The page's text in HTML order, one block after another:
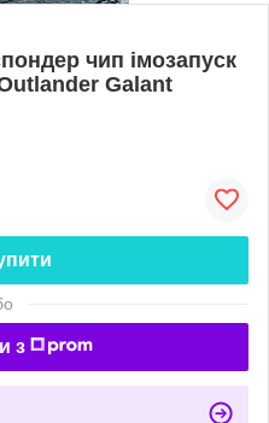
чип імозапуск
Galant
з